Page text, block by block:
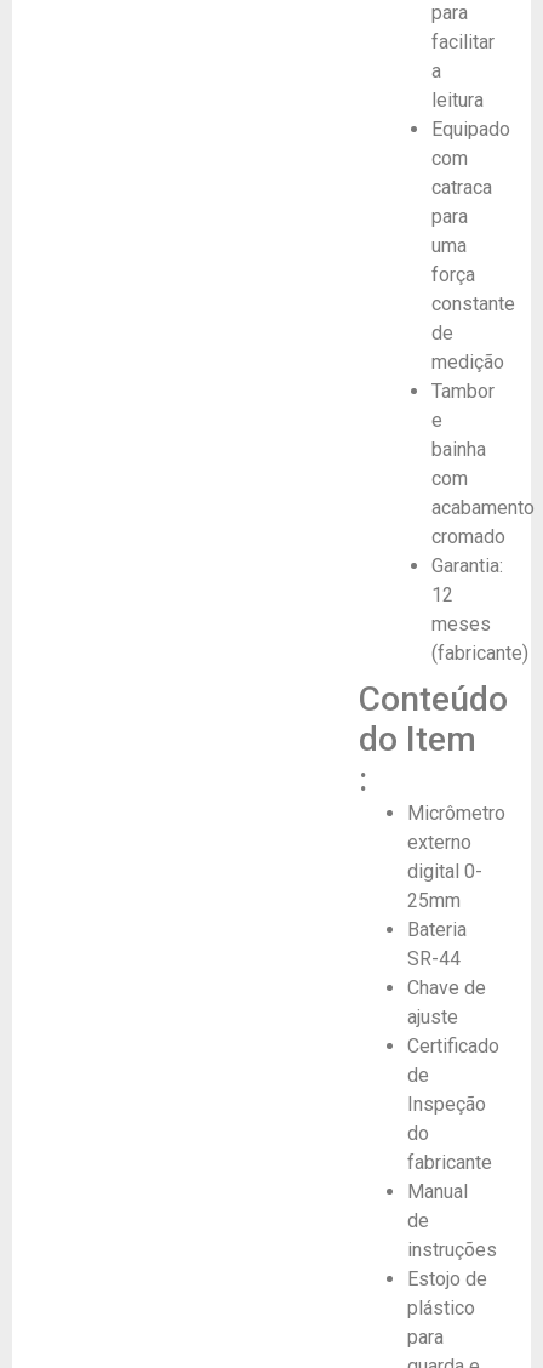
para
facilitar
a
leitura
Equipado
com
catraca
para
uma
força
constante
de
medição
Tambor
e
bainha
com
acabamento
cromado
Garantia:
12
meses
(fabricante)
Conteúdo
do Item
:
Micrômetro
externo
digital 0-
25mm
Bateria
SR-44
Chave de
ajuste
Certificado
de
Inspeção
do
fabricante
Manual
de
instruções
Estojo de
plástico
para